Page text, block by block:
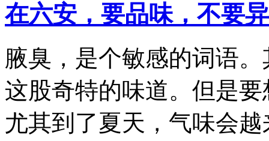
在六安，要品味，不要
腋臭，是个敏感的词语
这股奇特的味道。但是
尤其到了夏天，气味会